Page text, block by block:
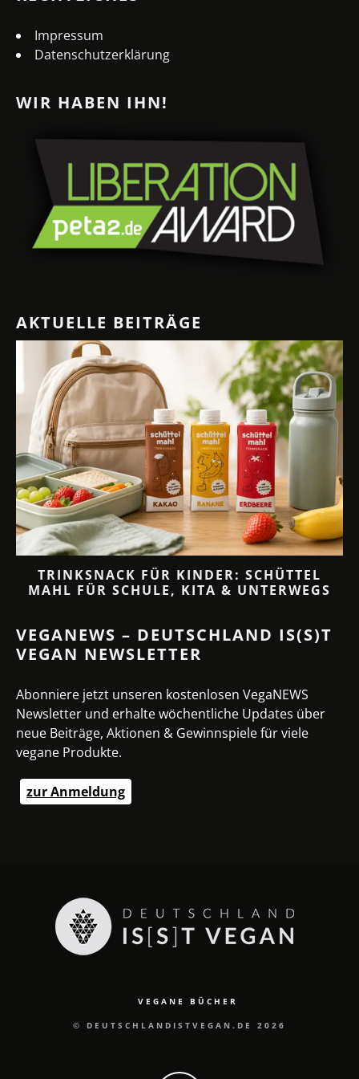
Impressum
Datenschutzerklärung
WIR HABEN IHN!
AKTUELLE BEITRÄGE
TRINKSNACK FÜR KINDER: SCHÜTTEL
MAHL FÜR SCHULE, KITA & UNTERWEGS
VEGANEWS – DEUTSCHLAND IS(S)T
VEGAN NEWSLETTER
Abonniere jetzt unseren kostenlosen VegaNEWS
Newsletter und erhalte wöchentliche Updates über
neue Beiträge, Aktionen & Gewinnspiele für viele
vegane Produkte.
zur Anmeldung
VEGANE BÜCHER
© DEUTSCHLANDISTVEGAN.DE 2026